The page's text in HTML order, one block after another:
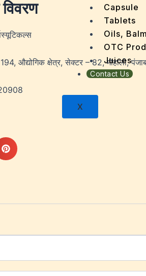
Dengue
Dental
Capsule
Tablets
Oils,
OTC
Juices
Contact Us
X
औद्योगिक क्षेत्र, सेक्टर – 82, मोहाली,